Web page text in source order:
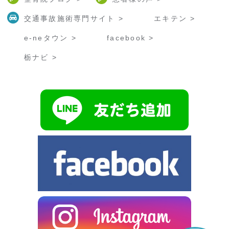
交通事故施術専門サイト > エキテン >
e-neタウン > facebook >
栃ナビ >